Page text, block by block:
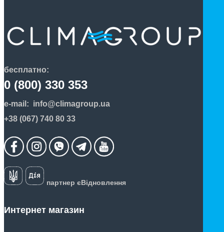
бесплатно:
0 (800) 330 353
e-mail: info@climagroup.ua
+38 (067) 740 80 33
партнер єВідновлення
Интернет магазин